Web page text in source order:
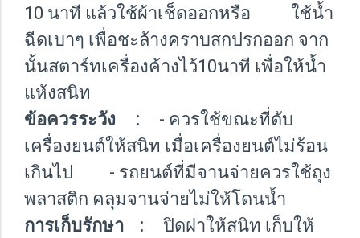
10 นาที แล้วใช้ผ้าเช็ดออกหรือ ใช้น้ำ
ฉีดเบาๆ เพื่อชะล้างคราบสกปรกออก จาก
นั้นสตาร์ทเครื่องค้างไว้10นาที เพื่อให้น้ำ
แห้งสนิท
ข้อควรระวัง :
- ควรใช้ขณะที่ดับ
เครื่องยนต์ให้สนิท เมื่อเครื่องยนต์ไม่ร้อน
เกินไป - รถยนต์ที่มีจานจ่ายควรใช้ถุง
พลาสติก คลุมจานจ่ายไม่ให้โดนน้ำ
การเก็บรักษา : ปิดฝาให้สนิท เก็บให้